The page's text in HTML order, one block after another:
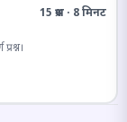
15 प्रश्न · 8 मिनट